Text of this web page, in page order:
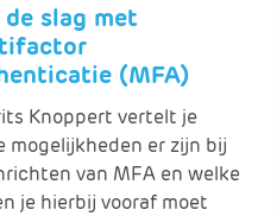
slag met
(MFA)
Knoppert vertelt je
mogelijkheden er zijn bij
van MFA en welke
je hierbij vooraf moet